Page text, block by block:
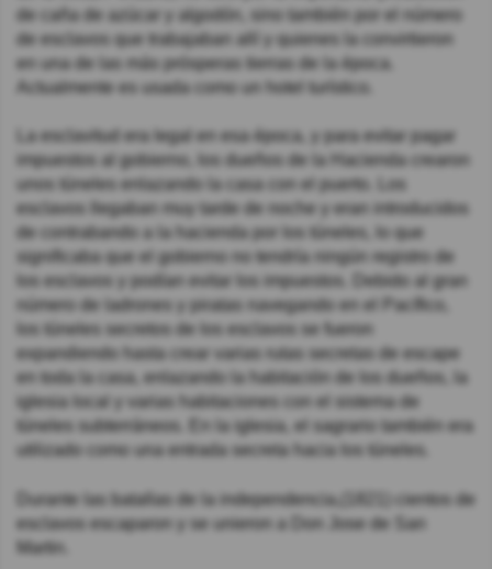
de caña de azúcar y algodón, sino también por el número
de esclavos que trabajaban allí y quienes la convirtieron
en una de las más prósperas tierras de la época.
Actualmente es usada como un hotel turístico.
La esclavitud era legal en esa época, y para evitar pagar
impuestos al gobierno, los dueños de la Hacienda crearon
unos túneles enlazando la casa con el puerto. Los
esclavos llegaban muy tarde de noche y eran introducidos
de contrabando a la hacienda por los túneles, lo que
significaba que el gobierno no tendría ningún registro de
los esclavos y podían evitar los impuestos. Debido al gran
número de ladrones y piratas navegando en el Pacífico,
los túneles secretos de los esclavos se fueron
expandiendo hasta crear varias rutas secretas de escape
en toda la casa, enlazando la habitación de los dueños, la
iglesia local y varias habitaciones con el sistema de
túneles subterráneos. En la iglesia, el sagrario también era
utilizado como una entrada secreta hacia los túneles.
Durante las batallas de la independencia,(1821) cientos de
esclavos escaparon y se unieron a Don Jose de San
Martin.